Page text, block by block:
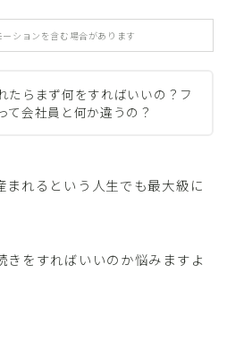
ションを含む場合があります
たらまず何をすればいいの？フ
て会社員と何か違うの？
まれるという人生でも最大級に
きをすればいいのか悩みますよ